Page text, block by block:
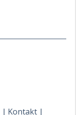
| Kontakt |